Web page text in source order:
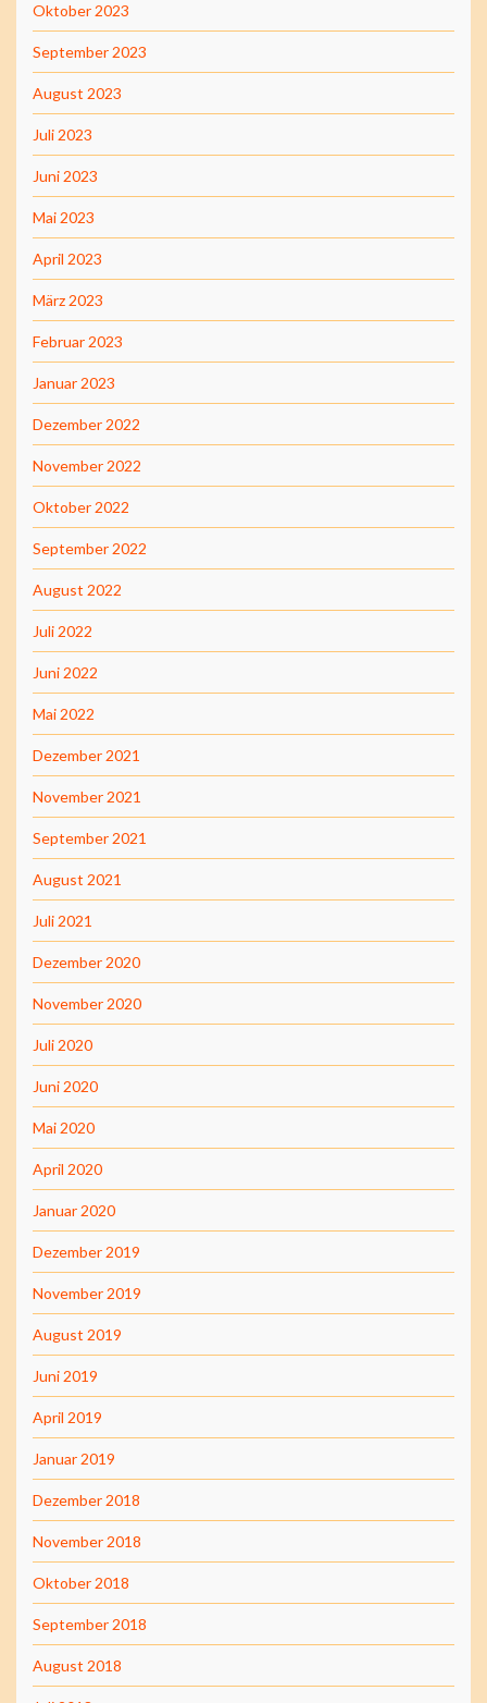
Oktober 2023
September 2023
August 2023
Juli 2023
Juni 2023
Mai 2023
April 2023
März 2023
Februar 2023
Januar 2023
Dezember 2022
November 2022
Oktober 2022
September 2022
August 2022
Juli 2022
Juni 2022
Mai 2022
Dezember 2021
November 2021
September 2021
August 2021
Juli 2021
Dezember 2020
November 2020
Juli 2020
Juni 2020
Mai 2020
April 2020
Januar 2020
Dezember 2019
November 2019
August 2019
Juni 2019
April 2019
Januar 2019
Dezember 2018
November 2018
Oktober 2018
September 2018
August 2018